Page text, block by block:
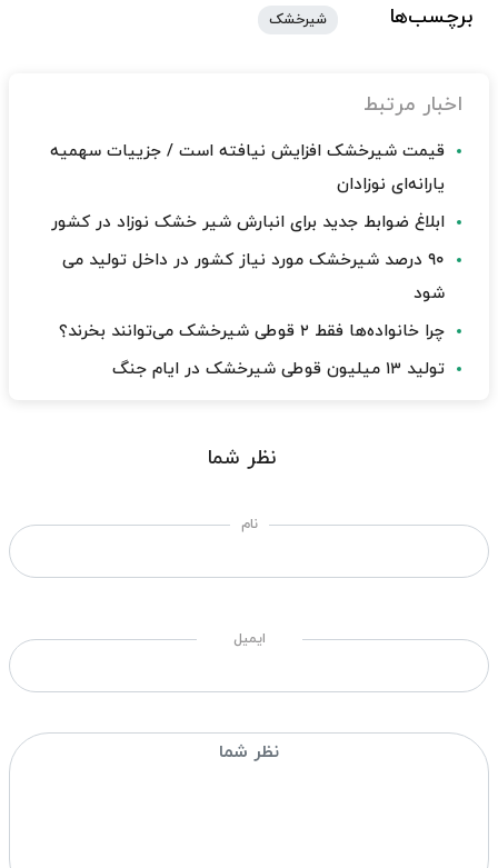
برچسب‌ها شیرخشک
اخبار مرتبط
قیمت شیرخشک افزایش نیافته است / جزییات سهمیه
یارانه‌ای نوزادان
ابلاغ ضوابط جدید برای انبارش شیر خشک نوزاد در کشور
۹۰ درصد شیرخشک مورد نیاز کشور در داخل تولید می
شود
چرا خانواده‌ها فقط ۲ قوطی شیرخشک می‌توانند بخرند؟
تولید ۱۳ میلیون قوطی شیرخشک در ایام جنگ
نظر شما
نام
ایمیل